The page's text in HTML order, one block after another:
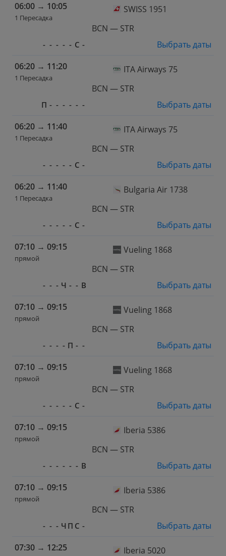
06:00 → 10:05
1 Пересадка
SWISS 1951
BCN — STR
- - - - - С -
Выбрать даты
06:20 → 11:20
1 Пересадка
ITA Airways 75
BCN — STR
П - - - - - -
Выбрать даты
06:20 → 11:40
1 Пересадка
ITA Airways 75
BCN — STR
- - - - - С -
Выбрать даты
06:20 → 11:40
1 Пересадка
Bulgaria Air 1738
BCN — STR
- - - - - С -
Выбрать даты
07:10 → 09:15
прямой
Vueling 1868
BCN — STR
- - - Ч - - В
Выбрать даты
07:10 → 09:15
прямой
Vueling 1868
BCN — STR
- - - - П - -
Выбрать даты
07:10 → 09:15
прямой
Vueling 1868
BCN — STR
- - - - - С -
Выбрать даты
07:10 → 09:15
прямой
Iberia 5386
BCN — STR
- - - - - - В
Выбрать даты
07:10 → 09:15
прямой
Iberia 5386
BCN — STR
- - - Ч П С -
Выбрать даты
07:30 → 12:25 Iberia 5020